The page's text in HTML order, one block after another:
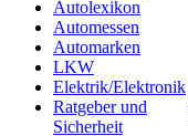
Autolexikon
Automessen
Automarken
LKW
Elektrik/Elektronik
Ratgeber und
Sicherheit